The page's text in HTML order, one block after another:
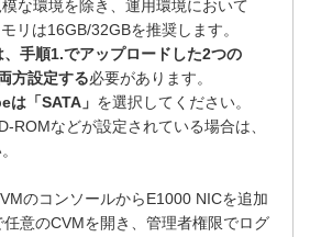
な環境を除き、運用環境において
リは16GB/32GBを推奨します。
手順1.でアップロードした2つの
方設定する必要があります。
は「SATA」 を選択してください。
ROMなどが設定されている場合は、
のコンソールからE1000 NICを追加
意のCVMを開き、管理者権限でログ